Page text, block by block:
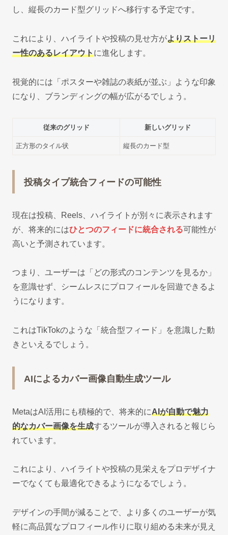
し、縦長のカード型グリッドへ移行する予定です。
これにより、ハイライトや投稿の見せ方がよりストーリ
ー性のあるレイアウトに進化します。
視覚的には「ポスターや雑誌の表紙が並ぶ」ような印象
になり、ブランディングの幅が広がるでしょう。
従来のグリッド 新しいグリッド
正方形のタイル状 縦長のカード型
投稿タイプ統合フィードの可能性
現在は投稿、Reels、ハイライトが別々に表示されます
が、将来的にはひとつのフィードに統合される可能性が
高いと予測されています。
つまり、ユーザーは「どの形式のコンテンツを見るか」
を意識せず、シームレスにプロフィールを回遊できるよ
うになります。
これはTikTokのような「統合型フィード」を意識した動
きといえるでしょう。
AIによるカバー画像自動生成ツール
MetaはAI活用にも積極的で、将来的にAIが自動で魅力
的なカバー画像を生成するツールが導入されると報じら
れています。
これにより、ハイライトや投稿の見栄えをプロデザイナ
ーでなくても最適化できるようになるでしょう。
デザインの手間が減ることで、より多くのユーザーが気
軽に高品質なプロフィール作りに取り組める未来が見え